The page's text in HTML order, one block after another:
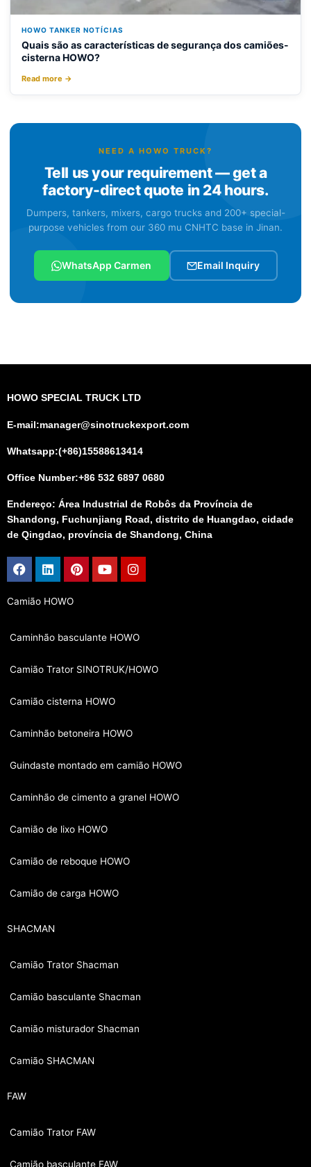
HOWO TANKER NOTÍCIAS
Quais são as características de segurança dos camiões-
cisterna HOWO?
Read more →
NEED A HOWO TRUCK?
Tell us your requirement — get a
factory-direct quote in 24 hours.
Dumpers, tankers, mixers, cargo trucks and 200+ special-
purpose vehicles from our 360 mu CNHTC base in Jinan.
WhatsApp Carmen Email Inquiry
HOWO SPECIAL TRUCK LTD
E-mail:manager@sinotruckexport.com
Whatsapp:(+86)15588613414
Office Number:+86 532 6897 0680
Endereço: Área Industrial de Robôs da Província de
Shandong, Fuchunjiang Road, distrito de Huangdao, cidade
de Qingdao, província de Shandong, China
Facebook
LinkedinPinterest
YoutubeInstagram
Camião HOWO
Caminhão basculante HOWO
Camião Trator SINOTRUK/HOWO
Camião cisterna HOWO
Caminhão betoneira HOWO
Guindaste montado em camião HOWO
Caminhão de cimento a granel HOWO
Camião de lixo HOWO
Camião de reboque HOWO
Camião de carga HOWO
SHACMAN
Camião Trator Shacman
Camião basculante Shacman
Camião misturador Shacman
Camião SHACMAN
FAW
Camião Trator FAW
Camião basculante FAW